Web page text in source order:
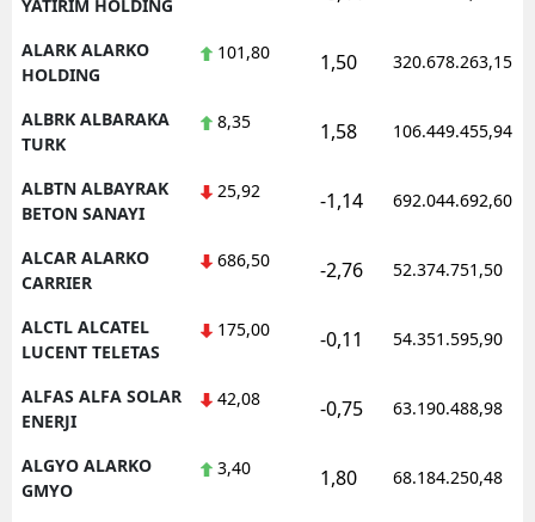
YATIRIM HOLDING
ALARK ALARKO
HOLDING
101,80 1,50 320.678.263,15
ALBRK ALBARAKA
TURK
8,35 1,58 106.449.455,94
ALBTN ALBAYRAK
BETON SANAYI
25,92 -1,14 692.044.692,60
ALCAR ALARKO
CARRIER
686,50 -2,76 52.374.751,50
ALCTL ALCATEL
LUCENT TELETAS
175,00 -0,11 54.351.595,90
ALFAS ALFA SOLAR
ENERJI
42,08 -0,75 63.190.488,98
ALGYO ALARKO
GMYO
3,40 1,80 68.184.250,48